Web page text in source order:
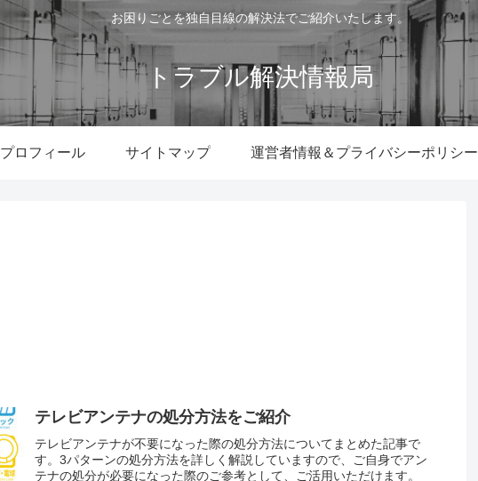
お困りごとを独自目線の解決法でご紹介いたします。
トラブル解決情報局
プロフィール サイトマップ 運営者情報＆プライバシーポリシー
テレビアンテナの処分方法をご紹介
テレビアンテナが不要になった際の処分方法についてまとめた記事で
す。3パターンの処分方法を詳しく解説していますので、ご自身でアン
テナの処分が必要になった際のご参考として、ご活用いただけます。